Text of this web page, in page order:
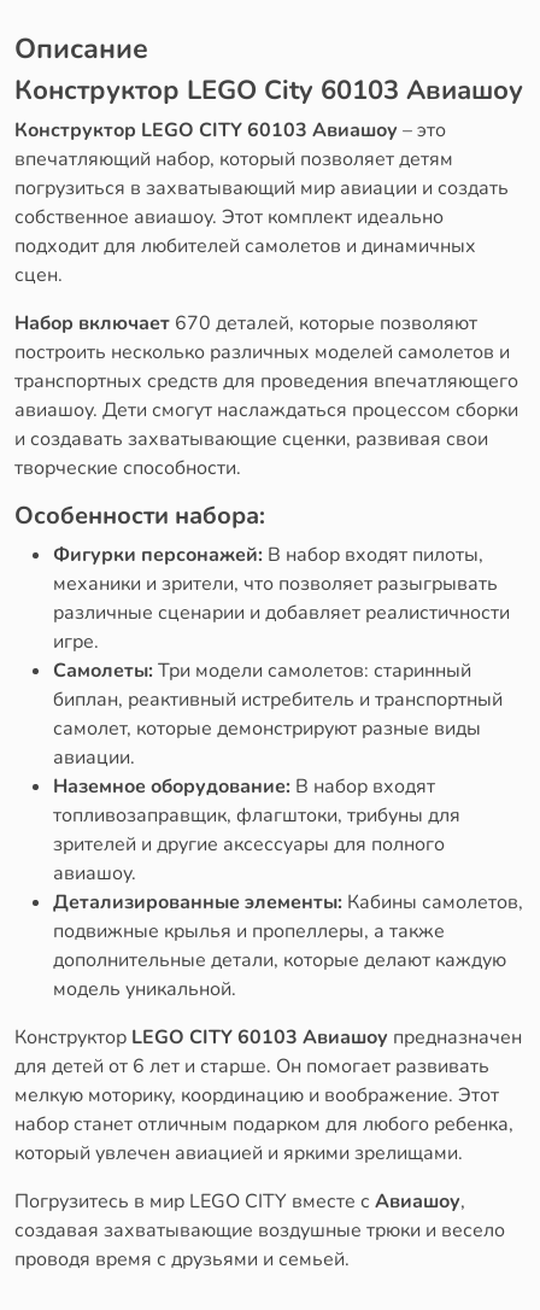
Описание
Конструктор LEGO City 60103 Авиашоу
Конструктор LEGO CITY 60103 Авиашоу – это
впечатляющий набор, который позволяет детям
погрузиться в захватывающий мир авиации и создать
собственное авиашоу. Этот комплект идеально
подходит для любителей самолетов и динамичных
сцен.
Набор включает 670 деталей, которые позволяют
построить несколько различных моделей самолетов и
транспортных средств для проведения впечатляющего
авиашоу. Дети смогут наслаждаться процессом сборки
и создавать захватывающие сценки, развивая свои
творческие способности.
Особенности набора:
Фигурки персонажей: В набор входят пилоты,
механики и зрители, что позволяет разыгрывать
различные сценарии и добавляет реалистичности
игре.
Самолеты:Три модели самолетов: старинный
биплан, реактивный истребитель и транспортный
самолет, которые демонстрируют разные виды
авиации.
Наземное оборудование: В набор входят
топливозаправщик, флагштоки, трибуны для
зрителей и другие аксессуары для полного
авиашоу.
Детализированные элементы: Кабины самолетов,
подвижные крылья и пропеллеры, а также
дополнительные детали, которые делают каждую
модель уникальной.
Конструктор LEGO CITY 60103 Авиашоу предназначен
для детей от 6 лет и старше. Он помогает развивать
мелкую моторику, координацию и воображение. Этот
набор станет отличным подарком для любого ребенка,
который увлечен авиацией и яркими зрелищами.
Погрузитесь в мир LEGO CITY вместе с Авиашоу,
создавая захватывающие воздушные трюки и весело
проводя время с друзьями и семьей.